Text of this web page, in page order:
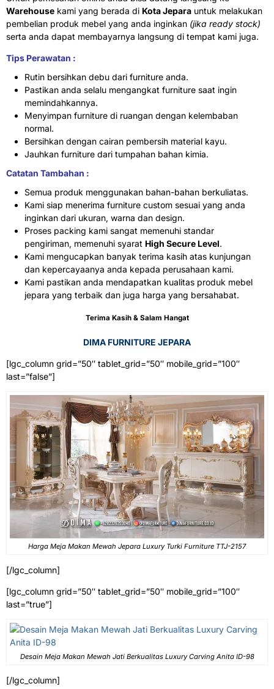
Warehouse kami yang berada di Kota Jepara untuk melakukan
pembelian produk mebel yang anda inginkan (jika ready stock)
serta anda dapat membayarnya langsung di tempat kami juga.
Tips Perawatan :
Rutin bersihkan debu dari furniture anda.
Pastikan anda selalu mengangkat furniture saat ingin
memindahkannya.
Menyimpan furniture di ruangan dengan kelembaban
normal.
Bersihkan dengan cairan pembersih material kayu.
Jauhkan furniture dari tumpahan bahan kimia.
Catatan Tambahan :
Semua produk menggunakan bahan-bahan berkuliatas.
Kami siap menerima furniture custom sesuai yang anda
inginkan dari ukuran, warna dan design.
Proses packing kami sangat memenuhi standar
pengiriman, memenuhi syarat High Secure Level.
Kami mengucapkan banyak terima kasih atas kunjungan
dan kepercayaanya anda kepada perusahaan kami.
Kami pastikan anda mendapatkan kualitas produk mebel
jepara yang terbaik dan juga harga yang bersahabat.
Terima Kasih & Salam Hangat
DIMA FURNITURE JEPARA
[lgc_column grid=”50″ tablet_grid=”50″ mobile_grid=”100″
last=”false”]
Harga Meja Makan Mewah Jepara Luxury Turki Furniture TTJ-2157
[/lgc_column]
[lgc_column grid=”50″ tablet_grid=”50″ mobile_grid=”100″
last=”true”]
Desain Meja Makan Mewah Jati Berkualitas Luxury Carving Anita ID-98
[/lgc_column]